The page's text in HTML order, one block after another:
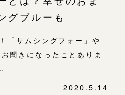
グブルーも
「サムシングフォー」や
聞きになったことありま
2020.5.14